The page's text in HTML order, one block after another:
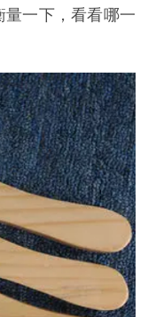
一下，看看哪一